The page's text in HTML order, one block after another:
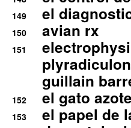
149 el
150 avian rx
151
guillain
152 el gato
153
el papel de